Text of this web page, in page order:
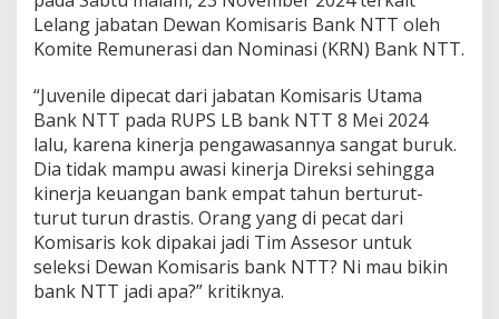
Lelang jabatan Dewan Komisaris Bank NTT oleh
Komite Remunerasi dan Nominasi (KRN) Bank NTT.
“Juvenile dipecat dari jabatan Komisaris Utama
Bank NTT pada RUPS LB bank NTT 8 Mei 2024
lalu, karena kinerja pengawasannya sangat buruk.
Dia tidak mampu awasi kinerja Direksi sehingga
kinerja keuangan bank empat tahun berturut-
turut turun drastis. Orang yang di pecat dari
Komisaris kok dipakai jadi Tim Assesor untuk
seleksi Dewan Komisaris bank NTT? Ni mau bikin
bank NTT jadi apa?” kritiknya.